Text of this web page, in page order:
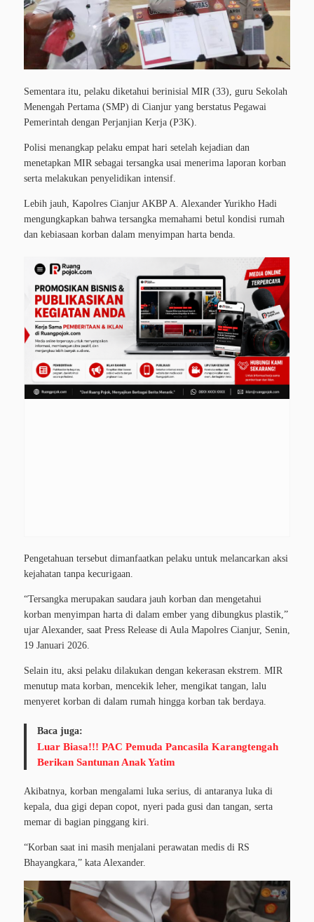
Sementara itu, pelaku diketahui berinisial MIR (33), guru Sekolah
Menengah Pertama (SMP) di Cianjur yang berstatus Pegawai
Pemerintah dengan Perjanjian Kerja (P3K).
Polisi menangkap pelaku empat hari setelah kejadian dan
menetapkan MIR sebagai tersangka usai menerima laporan korban
serta melakukan penyelidikan intensif.
Lebih jauh, Kapolres Cianjur AKBP A. Alexander Yurikho Hadi
mengungkapkan bahwa tersangka memahami betul kondisi rumah
dan kebiasaan korban dalam menyimpan harta benda.
Pengetahuan tersebut dimanfaatkan pelaku untuk melancarkan aksi
kejahatan tanpa kecurigaan.
“Tersangka merupakan saudara jauh korban dan mengetahui
korban menyimpan harta di dalam ember yang dibungkus plastik,”
ujar Alexander, saat Press Release di Aula Mapolres Cianjur, Senin,
19 Januari 2026.
Selain itu, aksi pelaku dilakukan dengan kekerasan ekstrem. MIR
menutup mata korban, mencekik leher, mengikat tangan, lalu
menyeret korban di dalam rumah hingga korban tak berdaya.
Baca juga:
Luar Biasa!!! PAC Pemuda Pancasila Karangtengah
Berikan Santunan Anak Yatim
Akibatnya, korban mengalami luka serius, di antaranya luka di
kepala, dua gigi depan copot, nyeri pada gusi dan tangan, serta
memar di bagian pinggang kiri.
“Korban saat ini masih menjalani perawatan medis di RS
Bhayangkara,” kata Alexander.